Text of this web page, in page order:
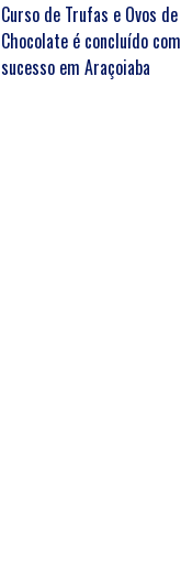
Curso de Trufas e Ovos de
Chocolate é concluído com
sucesso em Araçoiaba